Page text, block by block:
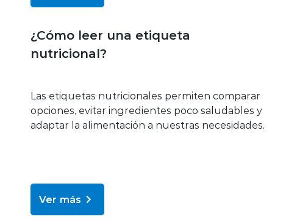
¿Cómo leer una etiqueta
nutricional?
Las etiquetas nutricionales permiten comparar
opciones, evitar ingredientes poco saludables y
adaptar la alimentación a nuestras necesidades.
Ver más